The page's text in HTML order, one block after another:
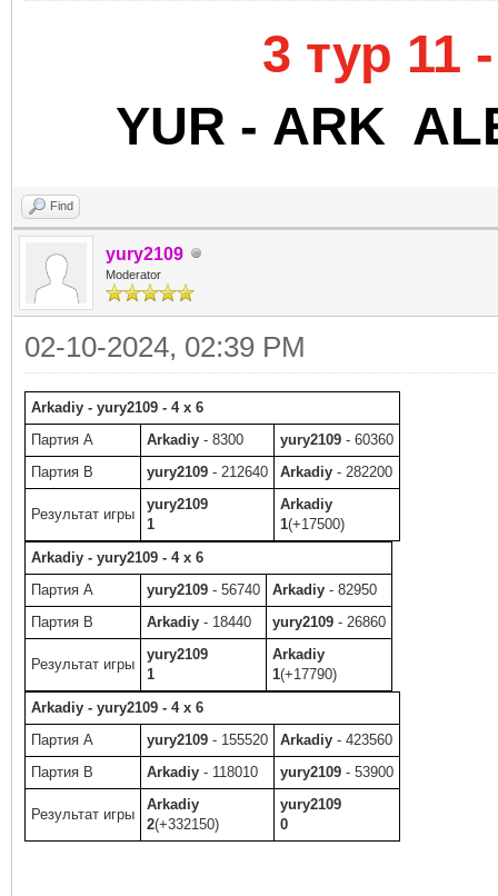
3 тур 11
YUR - ARK
Find
yury2109
Moderator
02-10-2024, 02:39 PM
Arkadiy - yury2109 - 4 x 6
Партия A
Arkadiy - 8300 yury2109 - 60360
Партия B
yury2109 - 212640 Arkadiy - 282200
Результат игры
yury2109
1
Arkadiy
1(+17500)
Arkadiy - yury2109 - 4 x 6
Партия A
yury2109 - 56740 Arkadiy - 82950
Партия B
Arkadiy - 18440 yury2109 - 26860
Результат игры
yury2109
1
Arkadiy
1(+17790)
Arkadiy - yury2109 - 4 x 6
Партия A
yury2109 - 155520 Arkadiy - 423560
Партия B
Arkadiy - 118010 yury2109 - 53900
Результат игры
Arkadiy
2(+332150)
yury2109
0